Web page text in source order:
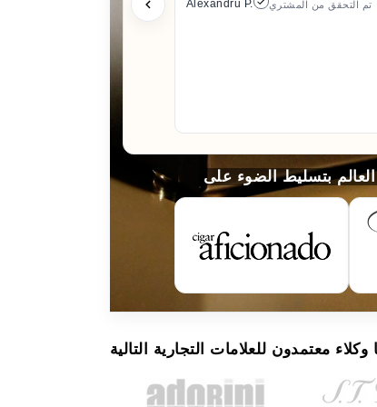
Alexandru P. تم التحقق من المشتري